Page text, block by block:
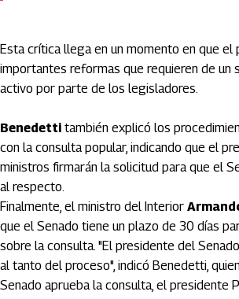
Esta crítica llega en un momento en que el
importantes reformas que requieren de un
activo por parte de los legisladores.
Benedetti también explicó los
con la consulta popular, indicando que el
ministros firmarán la solicitud para que el
al respecto.
Finalmente, el ministro del Interior
que el Senado tiene un plazo de 30 días
sobre la consulta. "El presidente del
al tanto del proceso", indicó Benedetti,
Senado aprueba la consulta, el presidente